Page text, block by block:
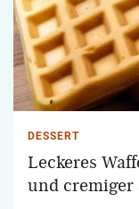
DESSERT
Leckeres
und cremiger